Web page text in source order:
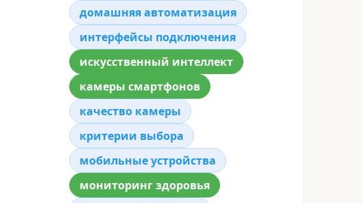
домашняя автоматизация
интерфейсы подключения
искусственный интеллект
камеры смартфонов
качество камеры
критерии выбора
мобильные устройства
мониторинг здоровья